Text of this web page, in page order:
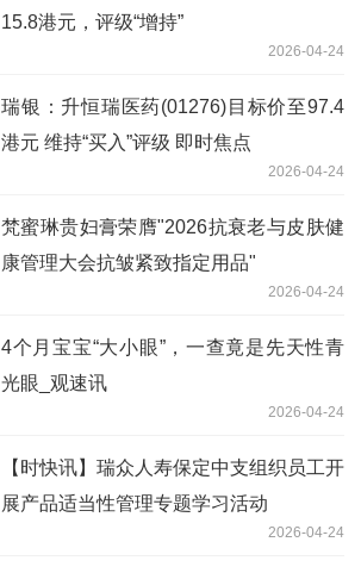
15.8港元，评级“增持”
2026-04-24
瑞银：升恒瑞医药(01276)目标价至97.4
港元 维持“买入”评级 即时焦点
2026-04-24
梵蜜琳贵妇膏荣膺"2026抗衰老与皮肤健
康管理大会抗皱紧致指定用品"
2026-04-24
4个月宝宝“大小眼”，一查竟是先天性青
光眼_观速讯
2026-04-24
【时快讯】瑞众人寿保定中支组织员工开
展产品适当性管理专题学习活动
2026-04-24